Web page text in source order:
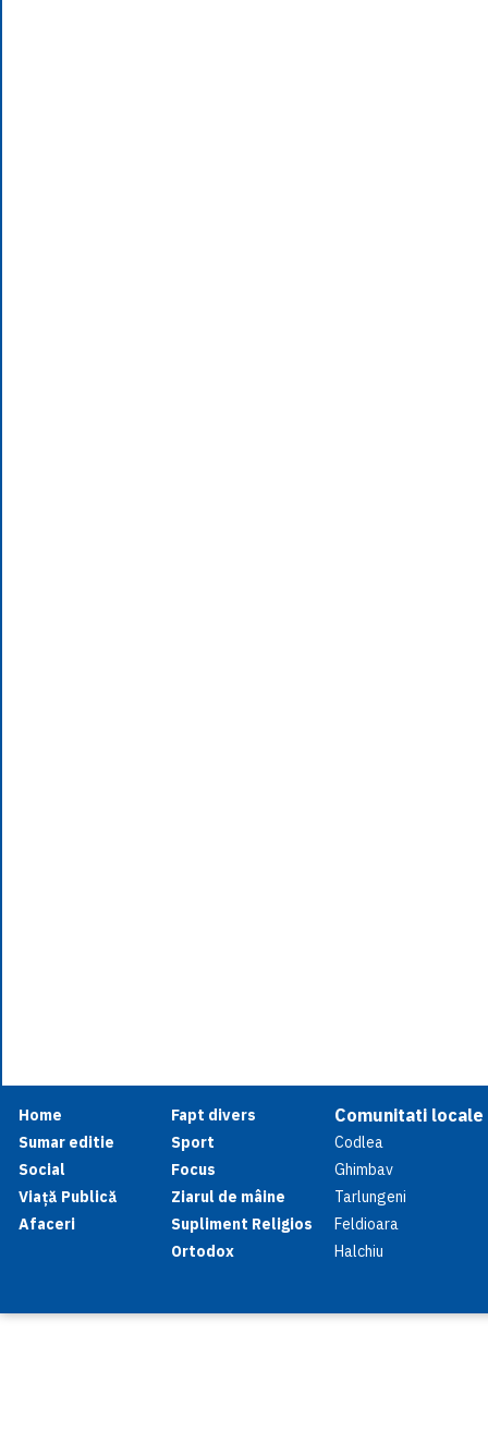
Home
Sumar editie
Social
Viață Publică
Afaceri
Fapt divers
Sport
Focus
Ziarul de mâine
Supliment Religios
Ortodox
Comunitati locale
Codlea
Ghimbav
Tarlungeni
Feldioara
Halchiu